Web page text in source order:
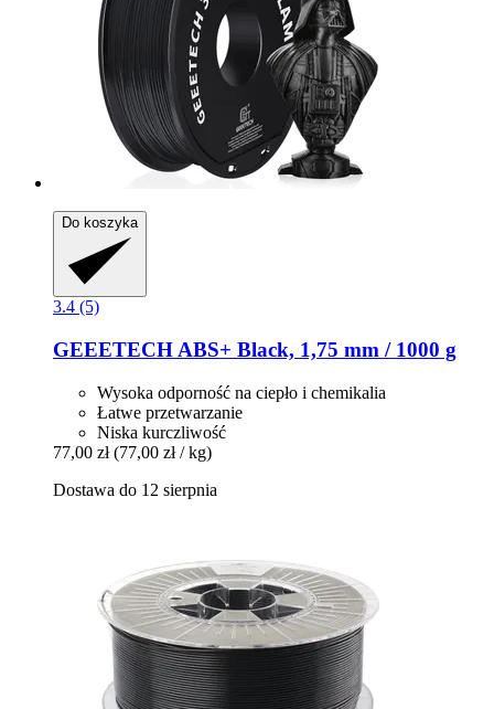
Do koszyka
3.4 (5)
GEEETECH ABS+ Black, 1,75 mm / 1000 g
Wysoka odporność na ciepło i chemikalia
Łatwe przetwarzanie
Niska kurczliwość
77,00 zł (77,00 zł / kg)
Dostawa do 12 sierpnia